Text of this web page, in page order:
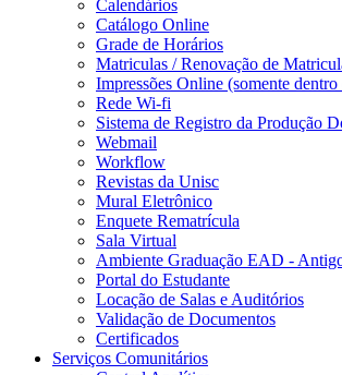
Calendários
Catálogo Online
Grade de Horários
Matriculas / Renovação de
Impressões Online (somente
Rede Wi-fi
Sistema de Registro da Produção
Webmail
Workflow
Revistas da Unisc
Mural Eletrônico
Enquete Rematrícula
Sala Virtual
Ambiente Graduação EAD -
Portal do Estudante
Locação de Salas e Auditórios
Validação de Documentos
Certificados
Serviços Comunitários